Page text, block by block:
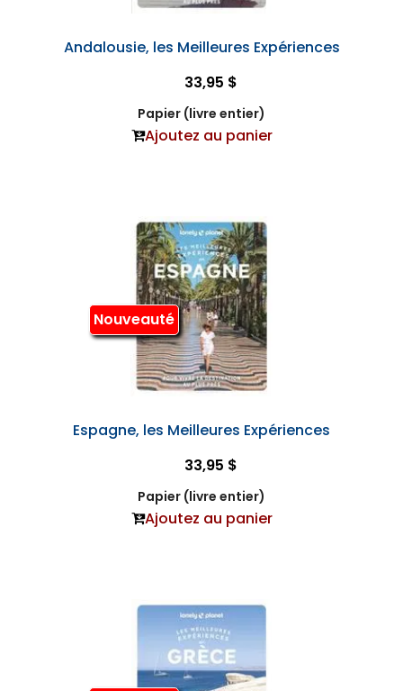
Andalousie, les Meilleures Expériences
33,95 $
Papier (livre entier)
Ajoutez au panier
Nouveauté
Espagne, les Meilleures Expériences
33,95 $
Papier (livre entier)
Ajoutez au panier